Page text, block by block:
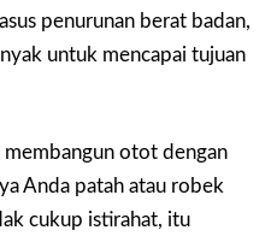
penurunan berat badan,
untuk mencapai tujuan
otot dengan
Anda patah atau robek
cukup istirahat, itu